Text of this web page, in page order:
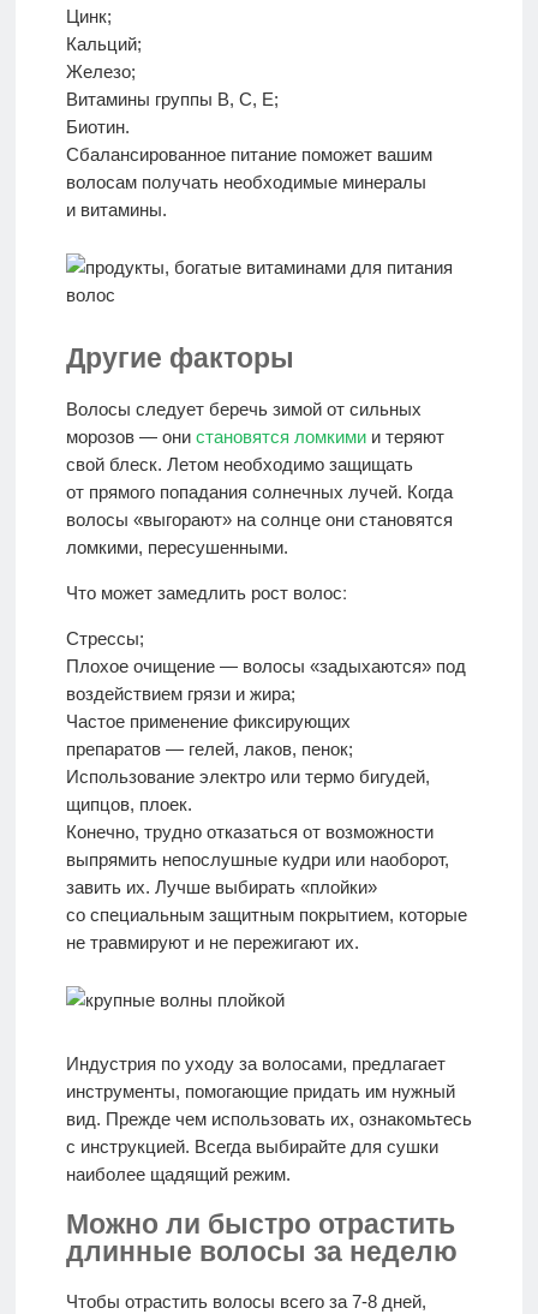
Цинк;
Кальций;
Железо;
Витамины группы B, С, E;
Биотин.
Сбалансированное питание поможет вашим
волосам получать необходимые минералы
и витамины.
Другие факторы
Волосы следует беречь зимой от сильных
морозов — они становятся ломкимии теряют
свой блеск. Летом необходимо защищать
от прямого попадания солнечных лучей. Когда
волосы «выгорают» на солнце они становятся
ломкими, пересушенными.
Стрессы;
Плохое очищение — волосы «задыхаются» под
воздействием грязи и жира;
Частое применение фиксирующих
препаратов — гелей, лаков, пенок;
Использование электро или термо бигудей,
щипцов, плоек.
Конечно, трудно отказаться от возможности
выпрямить непослушные кудри или наоборот,
завить их. Лучше выбирать «плойки»
со специальным защитным покрытием, которые
не травмируют и не пережигают их.
Индустрия по уходу за волосами, предлагает
инструменты, помогающие придать им нужный
вид. Прежде чем использовать их, ознакомьтесь
с инструкцией. Всегда выбирайте для сушки
наиболее щадящий режим.
Можно ли быстро отрастить
длинные волосы за неделю
Чтобы отрастить волосы всего за 7-8 дней,